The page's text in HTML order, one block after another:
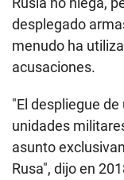
desplegado
menudo ha
acusaciones.
"El despliegue
unidades
asunto
Rusa", dijo en